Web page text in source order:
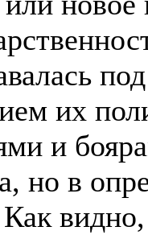
их
и
но в
видно,